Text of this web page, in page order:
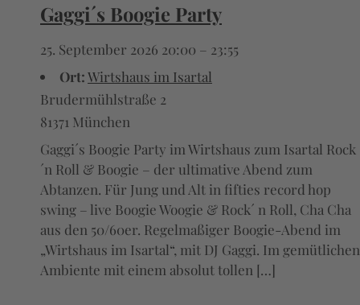
Gaggi´s Boogie Party
25. September 2026 20:00 – 23:55
Ort:Wirtshaus im Isartal
Brudermühlstraße 2
81371 München
Gaggi´s Boogie Party im Wirtshaus zum Isartal Rock
´n Roll & Boogie – der ultimative Abend zum
Abtanzen. Für Jung und Alt in fifties record hop
swing – live Boogie Woogie & Rock´ n Roll, Cha Cha
aus den 50/60er. Regelmaßiger Boogie-Abend im
„Wirtshaus im Isartal“, mit DJ Gaggi. Im gemütlichen
Ambiente mit einem absolut tollen […]